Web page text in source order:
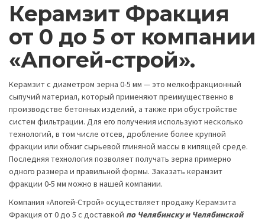
Керамзит Фракция
от 0 до 5 от компании
«Апогей-строй».
Керамзит с диаметром зерна 0-5 мм — это мелкофракционный
сыпучий материал, который применяют преимущественно в
производстве бетонных изделий, а также при обустройстве
систем фильтрации. Для его получения используют несколько
технологий, в том числе отсев, дробление более крупной
фракции или обжиг сырьевой глиняной массы в кипящей среде.
Последняя технология позволяет получать зерна примерно
одного размера и правильной формы. Заказать керамзит
фракции 0-5 мм можно в нашей компании.
Компания «Апогей-Строй» осуществляет продажу Керамзита
Фракция от 0 до 5 с доставкой по Челябинску и Челябинской